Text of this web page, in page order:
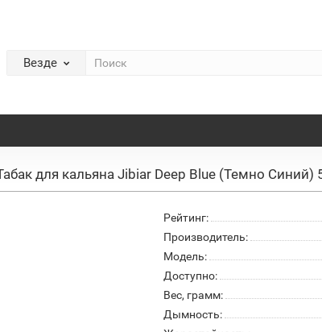
Везде
для кальяна Jibiar Deep Blue (Темно Cиний)
Рейтинг:
Производитель:
Модель:
Доступно:
Вес, грамм:
Дымность: